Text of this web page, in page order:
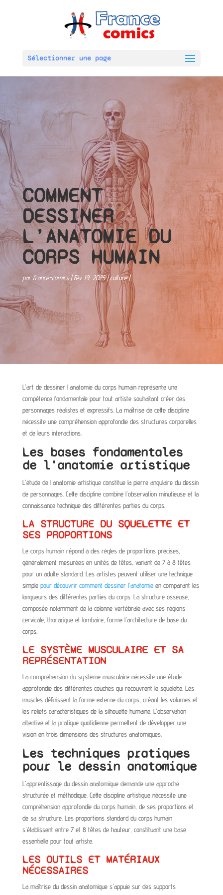
Sélectionner une page
COMMENT
DESSINER
L’ANATOMIE DU
CORPS HUMAIN
par france-comics Fév 19, 2025 culture
L'art de dessiner l'anatomie du corps humain représente une
compétence fondamentale pour tout artiste souhaitant créer des
personnages réalistes et expressifs. La maîtrise de cette discipline
nécessite une compréhension approfondie des structures corporelles
et de leurs interactions.
Les bases fondamentales
de l'anatomie artistique
L'étude de l'anatomie artistique constitue la pierre angulaire du dessin
de personnages. Cette discipline combine l'observation minutieuse et la
connaissance technique des différentes parties du corps.
LA STRUCTURE DU SQUELETTE ET
SES PROPORTIONS
Le corps humain répond à des règles de proportions précises,
généralement mesurées en unités de têtes, variant de 7 à 8 têtes
pour un adulte standard. Les artistes peuvent utiliser une technique
simple pour découvrir comment dessiner l'anatomieen comparant les
longueurs des différentes parties du corps. La structure osseuse,
composée notamment de la colonne vertébrale avec ses régions
cervicale, thoracique et lombaire, forme l'architecture de base du
corps.
LE SYSTÈME MUSCULAIRE ET SA
REPRÉSENTATION
La compréhension du système musculaire nécessite une étude
approfondie des différentes couches qui recouvrent le squelette. Les
muscles définissent la forme externe du corps, créant les volumes et
les reliefs caractéristiques de la silhouette humaine. L'observation
attentive et la pratique quotidienne permettent de développer une
vision en trois dimensions des structures anatomiques.
Les techniques pratiques
pour le dessin anatomique
L'apprentissage du dessin anatomique demande une approche
structurée et méthodique. Cette discipline artistique nécessite une
compréhension approfondie du corps humain, de ses proportions et
de sa structure. Les proportions standard du corps humain
s'établissent entre 7 et 8 têtes de hauteur, constituant une base
essentielle pour tout artiste.
LES OUTILS ET MATÉRIAUX
NÉCESSAIRES
La maîtrise du dessin anatomique s'appuie sur des supports